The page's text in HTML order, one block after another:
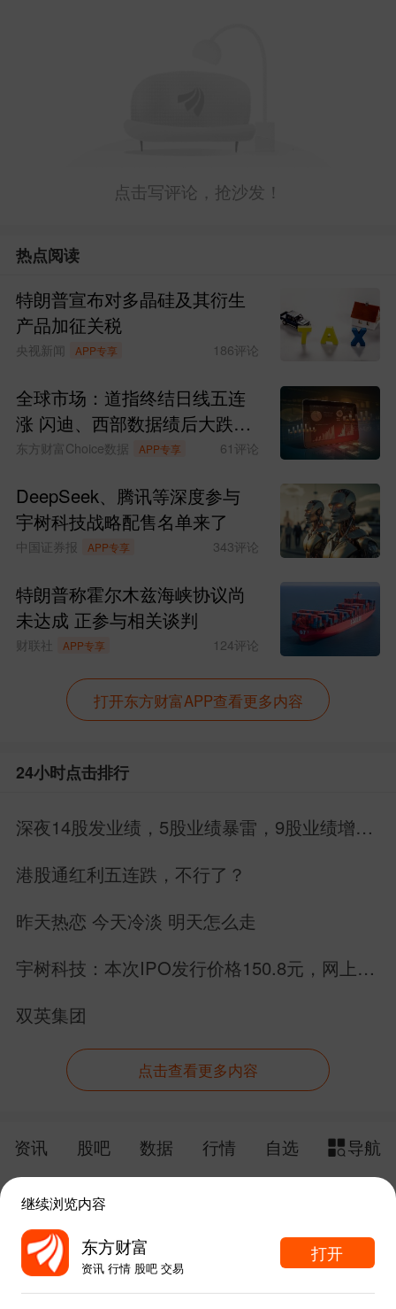
点击写评论，抢沙发！
热点阅读
特朗普宣布对多晶硅及其衍生
产品加征关税
央视新闻 APP专享 186评论
全球市场：道指终结日线五连
涨 闪迪、西部数据绩后大跌
SpaceX涨超6%
东方财富Choice数据 APP专享 61评论
DeepSeek、腾讯等深度参与
宇树科技战略配售名单来了
中国证券报 APP专享 343评论
特朗普称霍尔木兹海峡协议尚
未达成 正参与相关谈判
财联社 APP专享 124评论
打开东方财富APP查看更多内容
24小时点击排行
深夜14股发业绩，5股业绩暴雷，9股业绩增
港股通红利五连跌，不行了？
昨天热恋 今天冷淡 明天怎么走
宇树科技：本次IPO发行价格150.8元，网上申
双英集团
点击查看更多内容
资讯 股吧 数据 行情 自选
导航
给网站提点意见 下载APP
东方财富APP内打开
继续浏览内容
东方财富
资讯 行情 股吧 交易
打开